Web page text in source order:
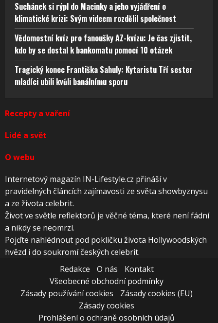
Suchánek si rýpl do Macinky a jeho vyjádření o
klimatické krizi: Svým videem rozdělil společnost
Vědomostní kvíz pro fanoušky AZ-kvízu: Je čas zjistit,
kdo by se dostal k bankomatu pomocí 10 otázek
Tragický konec Františka Sahuly: Kytaristu Tří sester
mladíci ubili kvůli banálnímu sporu
Recepty a vaření
Lidé a svět
O webu
Internetový magazín IN-Lifestyle.cz přináší v
pravidelných článcích zajímavosti ze světa showbyznysu
a ze života celebrit.
Život ve světle reflektorů je věčné téma, které není fádní
a nikdy se neomrzí.
Pojďte nahlédnout pod pokličku života Hollywoodských
hvězd i do soukromí českých celebrit.
Redakce
O nás
Kontakt
Všeobecné obchodní podmínky
Zásady používání cookies
Zásady cookies (EU)
Zásady cookies
Prohlášení o ochraně osobních údajů